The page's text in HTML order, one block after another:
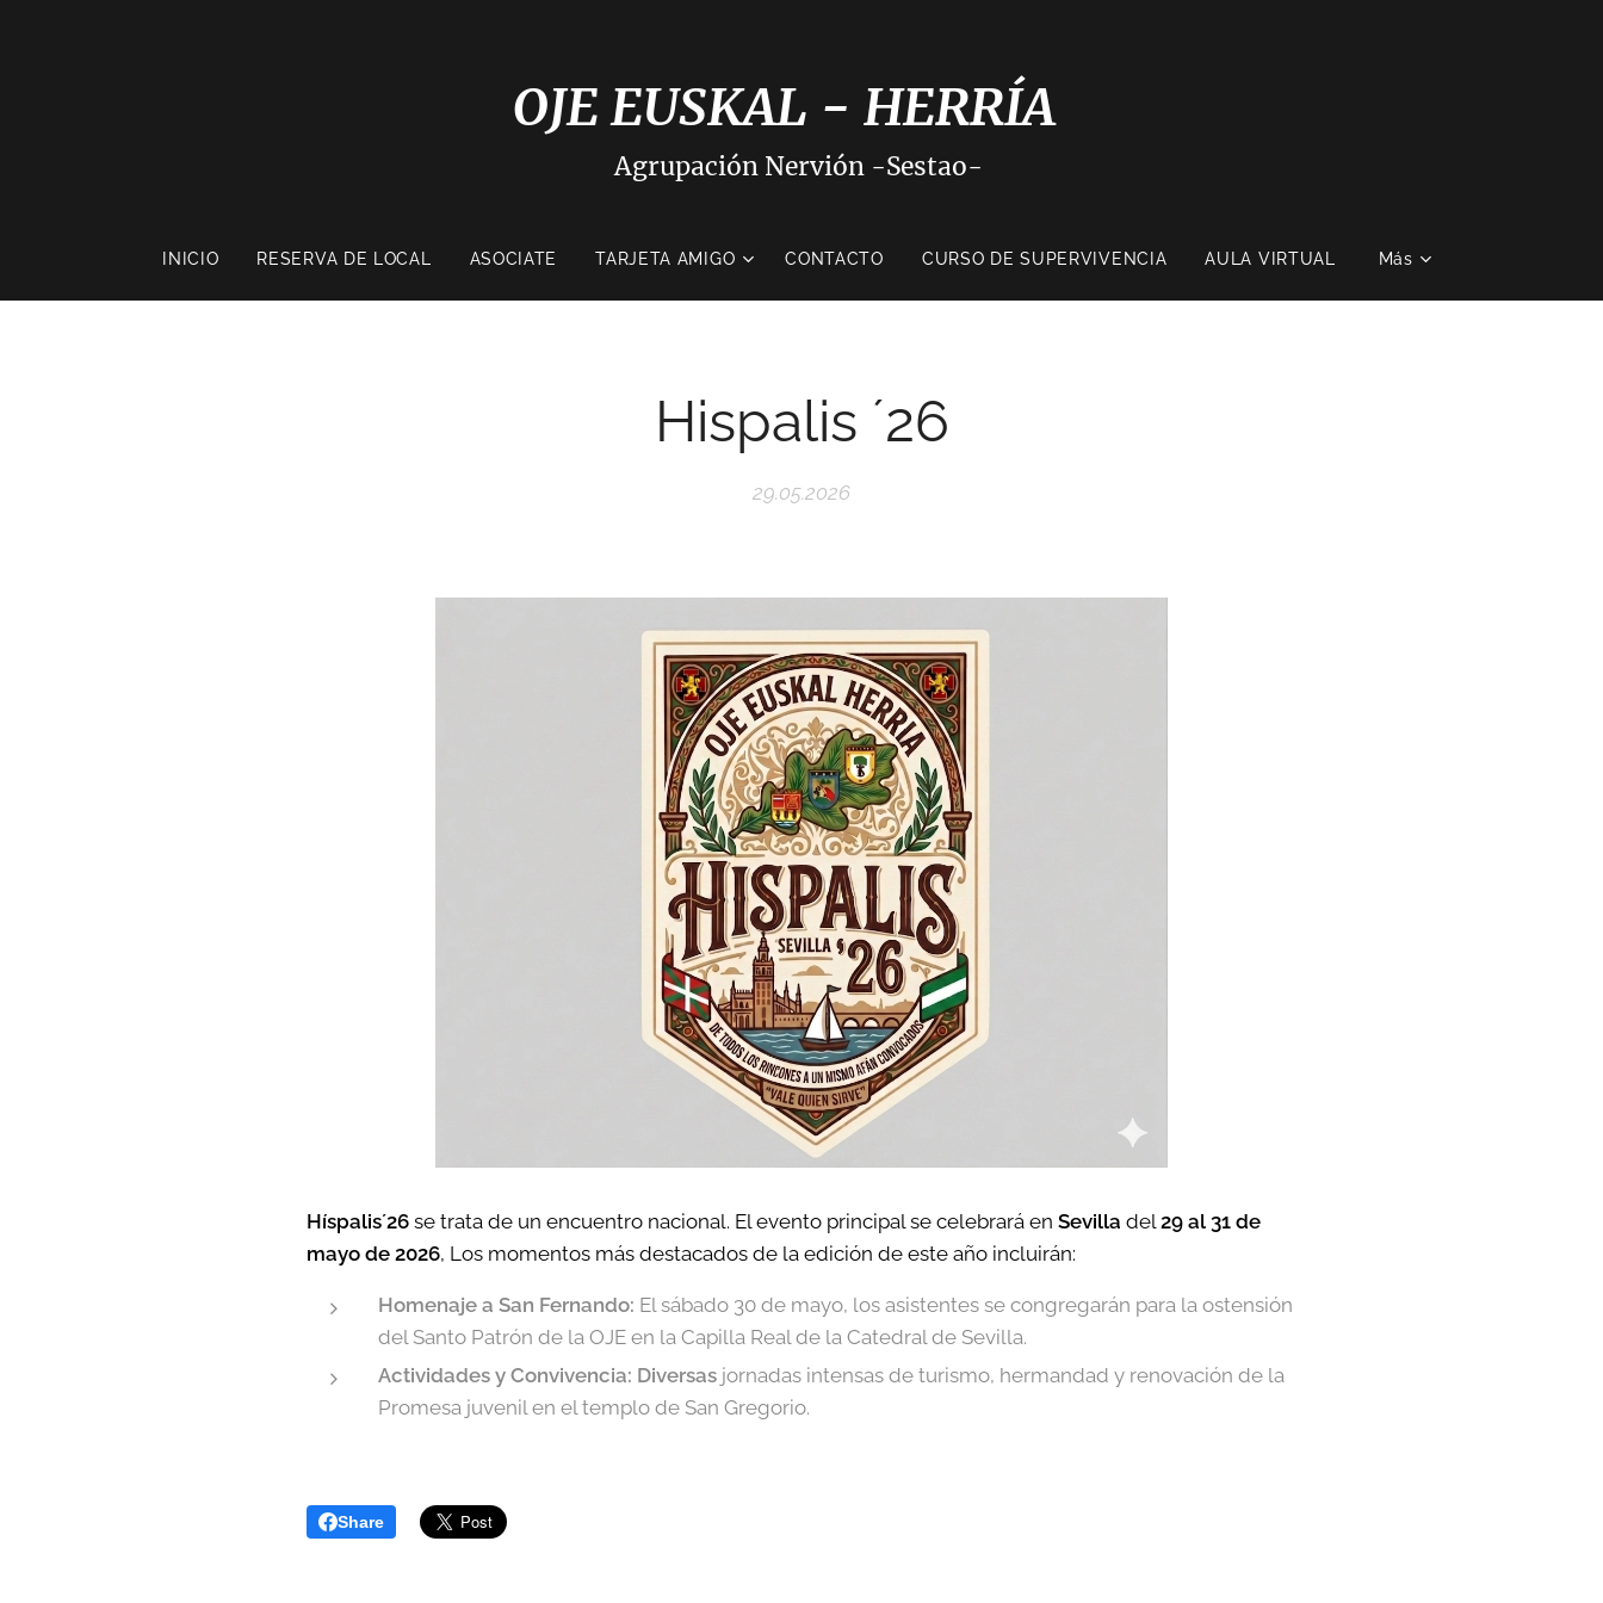
OJE EUSKAL - HERRÍA
Agrupación Nervión -Sestao-
INICIO RESERVA DE LOCAL ASOCIATE TARJETA AMIGO CONTACTO CURSO DE SUPERVIVENCIA AULA VIRTUAL Más
Hispalis ´26
29.05.2026
Híspalis´26 se trata de un encuentro nacional. El evento principal se celebrará en Sevilla del 29 al 31 de
mayo de 2026, Los momentos más destacados de la edición de este año incluirán:
Homenaje a San Fernando: El sábado 30 de mayo, los asistentes se congregarán para la ostensión
del Santo Patrón de la OJE en la Capilla Real de la Catedral de Sevilla.
Actividades y Convivencia: Diversas jornadas intensas de turismo, hermandad y renovación de la
Promesa juvenil en el templo de San Gregorio.
Share